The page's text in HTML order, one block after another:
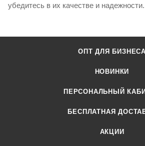
убедитесь в их качестве и надежности.
ОПТ ДЛЯ БИЗНЕСА
НОВИНКИ
ПЕРСОНАЛЬНЫЙ
БЕСПЛАТНАЯ
АКЦИИ